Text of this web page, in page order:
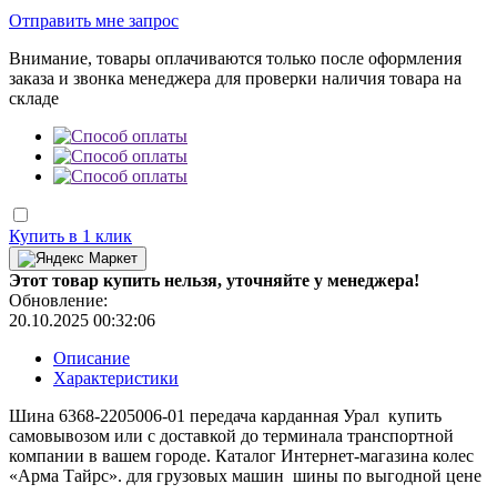
Отправить мне запрос
Внимание, товары оплачиваются только после оформления
заказа и звонка менеджера для проверки наличия товара на
складе
Купить в 1 клик
Этот товар купить нельзя, уточняйте у менеджера!
Обновление:
20.10.2025 00:32:06
Описание
Характеристики
Шина 6368-2205006-01 передача карданная Урал купить
самовывозом или с доставкой до терминала транспортной
компании в вашем городе. Каталог Интернет-магазина колес
«Арма Тайрс». для грузовых машин шины по выгодной цене